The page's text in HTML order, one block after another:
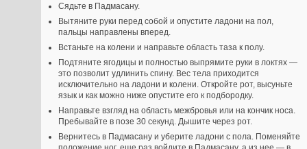
Сядьте в Падмасану.
Вытяните руки перед собой и опустите ладони на пол,
пальцы направлены вперед.
Встаньте на колени и направьте область таза к полу.
Подтяните ягодицы и полностью выпрямите руки в локтях —
это позволит удлинить спину. Вес тела приходится
исключительно на ладони и колени. Откройте рот, высуньте
язык и как можно ниже опустите его к подбородку.
Направьте взгляд на область межбровья или на кончик носа.
Пребывайте в позе 30 секунд. Дышите через рот.
Вернитесь в Падмасану и уберите ладони с пола. Поменяйте